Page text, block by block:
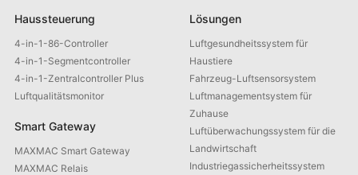
Haussteuerung
4-in-1-86-Controller
4-in-1-Segmentcontroller
4-in-1-Zentralcontroller Plus
Luftqualitätsmonitor
Smart Gateway
MAXMAC Smart Gateway
MAXMAC Relais
Lösungen
Luftgesundheitssystem für
Haustiere
Fahrzeug-Luftsensorsystem
Luftmanagementsystem für
Zuhause
Luftüberwachungssystem für die
Landwirtschaft
Industriegassicherheitssystem